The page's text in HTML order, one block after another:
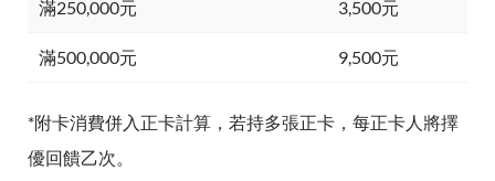
滿250,000元 3,500元
滿500,000元 9,500元
*附卡消費併入正卡計算，若持多張正卡，每正卡人將擇
優回饋乙次。